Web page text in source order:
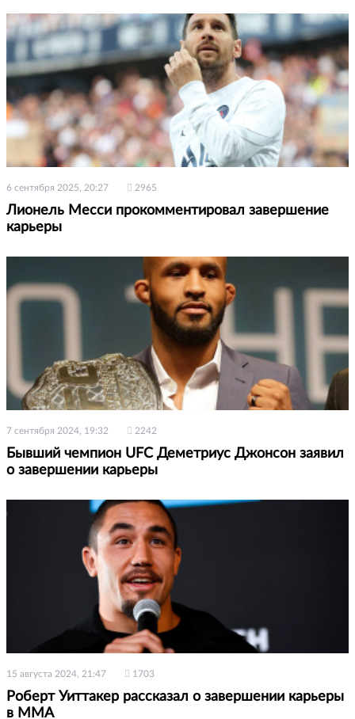
6 сентября 2025, 20:27 2965
Лионель Месси прокомментировал завершение
карьеры
7 сентября 2024, 19:32 2242
Бывший чемпион UFC Деметриус Джонсон заявил
о завершении карьеры
15 августа 2024, 21:47 1703
Роберт Уиттакер рассказал о завершении карьеры
в ММА